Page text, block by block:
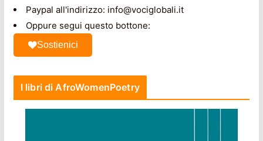
Paypal all'indirizzo: info@vociglobali.it
Oppure segui questo bottone:
Sostienici
I libri di AfroWomenPoetry